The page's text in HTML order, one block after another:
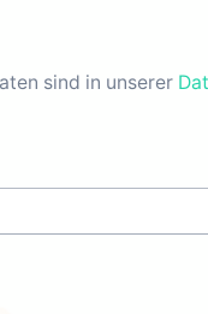
sind in unserer